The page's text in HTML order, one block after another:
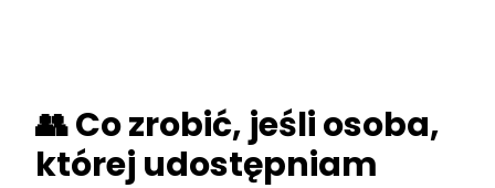
👥 Co zrobić, jeśli osoba,
której udostępniam